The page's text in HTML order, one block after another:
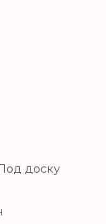
доску